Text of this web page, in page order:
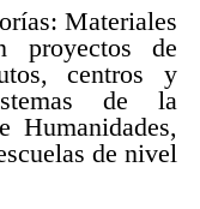
Materiales
proyectos de
centros y
de la
Humanidades,
de nivel